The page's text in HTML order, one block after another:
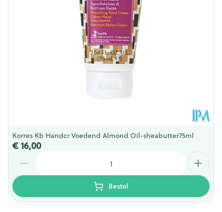
Korres Kb Handcr Voedend Almond Oil-sheabutter75ml
€ 16,00
Bestel